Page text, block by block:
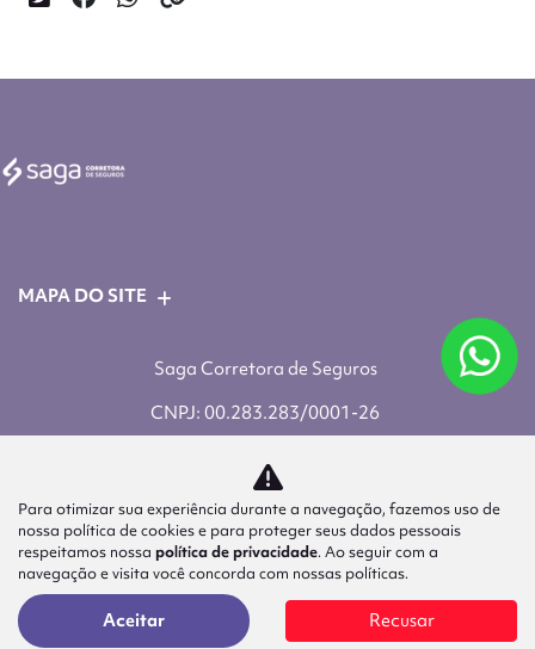
MAPA DO SITE
Saga Corretora de Seguros
CNPJ: 00.283.283/0001-26
Desenvolvido pela DEALERSPACE ® Direitos Reservados.
Para otimizar sua experiência durante a navegação, fazemos uso de
nossa política de cookies e para proteger seus dados pessoais
respeitamos nossa política de privacidade. Ao seguir com a
navegação e visita você concorda com nossas políticas.
Aceitar Recusar